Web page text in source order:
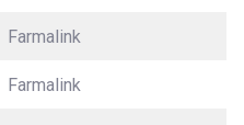
Farmalink
Farmalink